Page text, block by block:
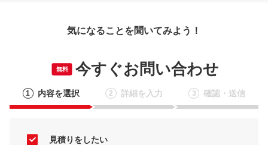
気になることを聞いてみよう！
無料 今すぐお問い合わせ
1 内容を選択 2 詳細を入力 3 確認・送信
見積りをしたい